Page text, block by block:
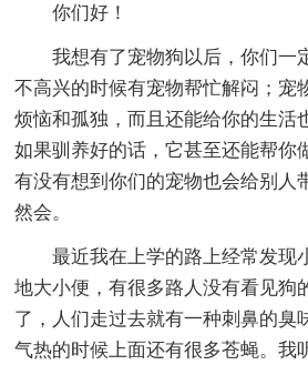
你们好！
我想有了宠物狗以后，你们一
不高兴的时候有宠物帮忙解闷；宠
烦恼和孤独，而且还能给你的生活
如果驯养好的话，它甚至还能帮你
有没有想到你们的宠物也会给别人
然会。
最近我在上学的路上经常发现
地大小便，有很多路人没有看见狗
了，人们走过去就有一种刺鼻的臭
气热的时候上面还有很多苍蝇。我